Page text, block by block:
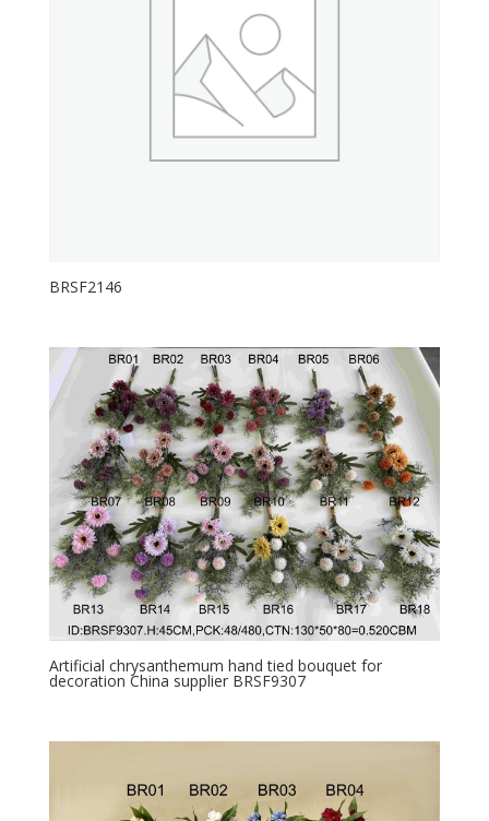
BRSF2146
Artificial chrysanthemum hand tied bouquet for
decoration China supplier BRSF9307